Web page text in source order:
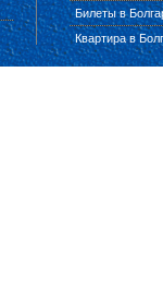
Билеты в
Квартира в